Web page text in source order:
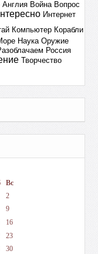
Англия Война Вопрос
Интернет
Компьютер Корабли
Наука Оружие
Россия
Творчество
Вс
2
9
16
23
30